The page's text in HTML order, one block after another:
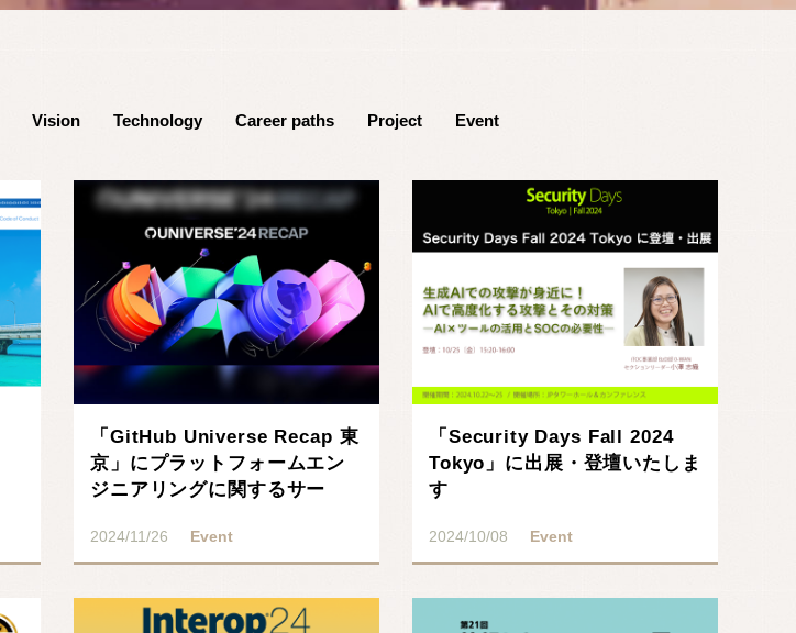
Vision Technology Career paths Project Event
「GitHub Universe Recap 東
京」にプラットフォームエン
ジニアリングに関するサー
2024/11/26 Event
「Security Days Fall 2024
Tokyo」に出展・登壇いたしま
す
2024/10/08 Event